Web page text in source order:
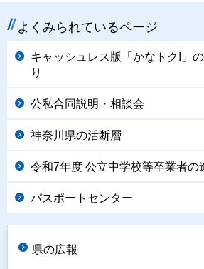
よくみられているページ
キャッシュレス版「かなトク!」
り
公私合同説明・相談会
神奈川県の活断層
令和7年度 公立中学校等卒業者の
パスポートセンター
県の広報